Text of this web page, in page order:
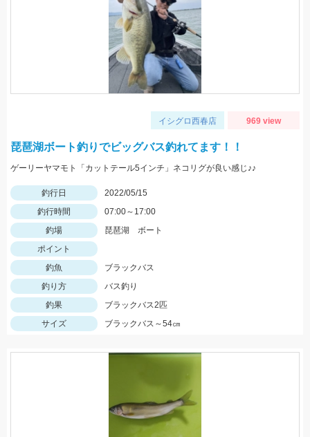
イシグロ西春店 969 view
琵琶湖ボート釣りでビッグバス釣れてます！！
ゲーリーヤマモト「カットテール5インチ」ネコリグが良い感じ♪♪
釣行日
2022/05/15
釣行時間
07:00～17:00
釣場
琵琶湖 ボート
ポイント
釣魚
ブラックバス
釣り方
バス釣り
釣果
ブラックバス2匹
サイズ
ブラックバス～54㎝